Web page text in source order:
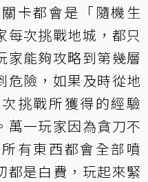
卡都會是「隨機生
每次挑戰地城，都只
家能夠攻略到第幾層
危險，如果及時從地
挑戰所獲得的經驗
萬一玩家因為貪刀不
有東西都會全部噴
都是白費，玩起來緊